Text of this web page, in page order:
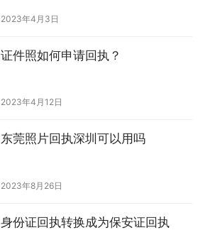
2023年4月3日
证件照如何申请回执？
2023年4月12日
东莞照片回执深圳可以用吗
2023年8月26日
身份证回执转换成为保安证回执